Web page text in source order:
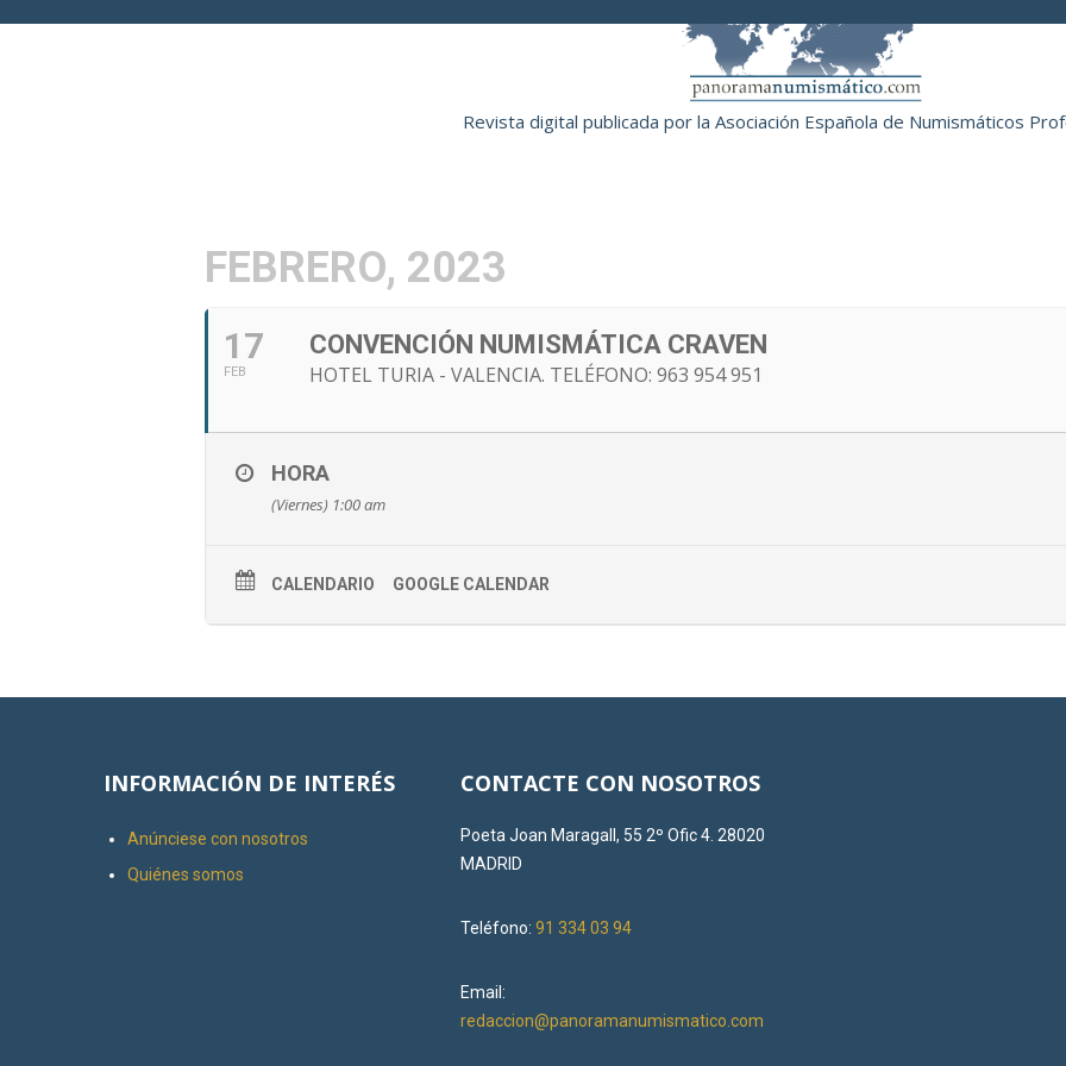
Revista digital publicada por la Asociación Española de Numismáticos
FEBRERO, 2023
17
FEB
CONVENCIÓN NUMISMÁTICA CRAVEN
HOTEL TURIA - VALENCIA. TELÉFONO: 963 954 951
HORA
(Viernes) 1:00 am
CALENDARIO GOOGLE CALENDAR
INFORMACIÓN DE INTERÉS
Anúnciese con nosotros
Quiénes somos
CONTACTE CON NOSOTROS
Poeta Joan Maragall, 55 2º Ofic 4. 28020
MADRID
Teléfono: 91 334 03 94
Email:
redaccion@panoramanumismatico.com